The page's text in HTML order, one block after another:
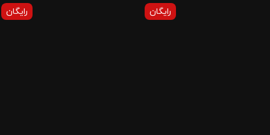
رایگان رایگان